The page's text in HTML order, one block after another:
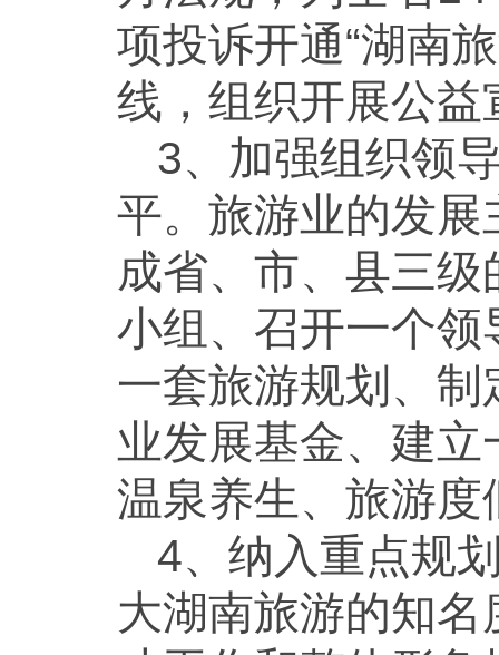
项投诉开通“湖南
线，组织开展公
3、加强组织领
平。旅游业的发
成省、市、县三
小组、召开一个
一套旅游规划、
业发展基金、建
温泉养生、旅游
4、纳入重点规
大湖南旅游的知